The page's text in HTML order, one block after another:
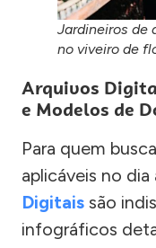
Jardineiros de
no viveiro de
Arquivos
e Modelos de
Para quem
aplicáveis no dia
Digitais são
infográficos